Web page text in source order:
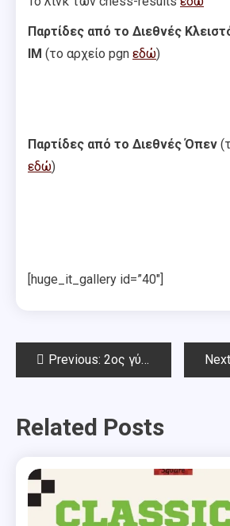
Παρτίδες από το Διεθνές
IM (το αρχείο pgn εδώ)
Παρτίδες από το Διεθνές Όπεν
εδώ)
[huge_it_gallery id=”40″]
PostPrevious: 2ος γύρος: 1ο Διεθνές Κλειστό Νόρμας GM & IM και 1ο Διεθνές Όπεν ΣΟ Θωμάς Γεωργίου 2017
Related Posts